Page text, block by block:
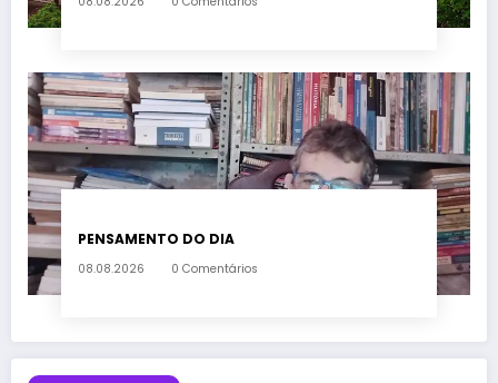
PENSAMENTO DO DIA
08.08.2026 0 Comentários